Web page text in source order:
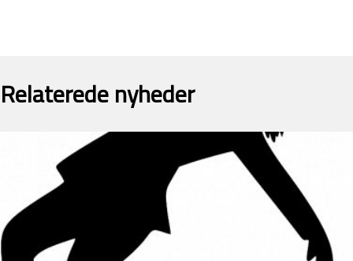
Relaterede nyheder